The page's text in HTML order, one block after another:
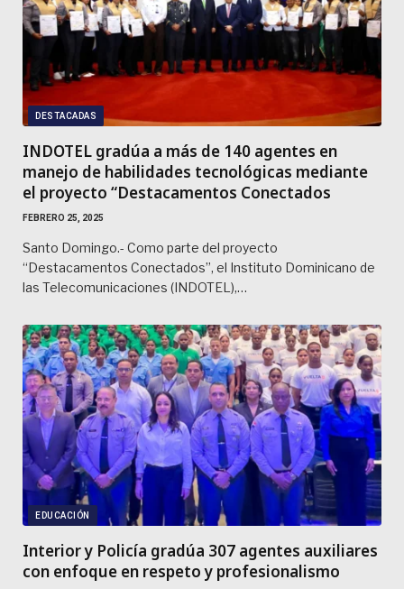
DESTACADAS
INDOTEL gradúa a más de 140 agentes en
manejo de habilidades tecnológicas mediante
el proyecto “Destacamentos Conectados
FEBRERO 25, 2025
Santo Domingo.- Como parte del proyecto
“Destacamentos Conectados”, el Instituto Dominicano de
las Telecomunicaciones (INDOTEL),…
EDUCACIÓN
Interior y Policía gradúa 307 agentes auxiliares
con enfoque en respeto y profesionalismo